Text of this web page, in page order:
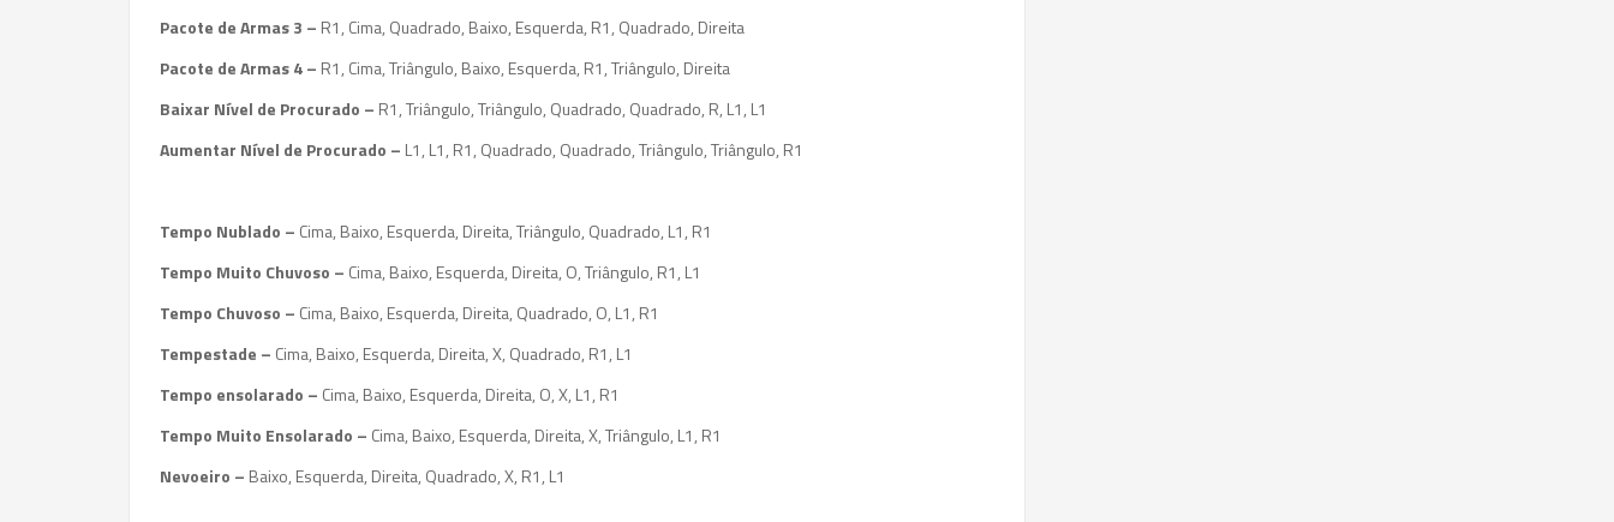
Pacote de Armas 3 – R1, Cima, Quadrado, Baixo, Esquerda, R1, Quadrado, Direita
Pacote de Armas 4 – R1, Cima, Triângulo, Baixo, Esquerda, R1, Triângulo, Direita
Baixar Nível de Procurado – R1, Triângulo, Triângulo, Quadrado, Quadrado, R, L1, L1
Aumentar Nível de Procurado – L1, L1, R1, Quadrado, Quadrado, Triângulo, Triângulo, R1
Tempo Nublado – Cima, Baixo, Esquerda, Direita, Triângulo, Quadrado, L1, R1
Tempo Muito Chuvoso – Cima, Baixo, Esquerda, Direita, O, Triângulo, R1, L1
Tempo Chuvoso – Cima, Baixo, Esquerda, Direita, Quadrado, O, L1, R1
Tempestade – Cima, Baixo, Esquerda, Direita, X, Quadrado, R1, L1
Tempo ensolarado – Cima, Baixo, Esquerda, Direita, O, X, L1, R1
Tempo Muito Ensolarado – Cima, Baixo, Esquerda, Direita, X, Triângulo, L1, R1
Nevoeiro – Baixo, Esquerda, Direita, Quadrado, X, R1, L1